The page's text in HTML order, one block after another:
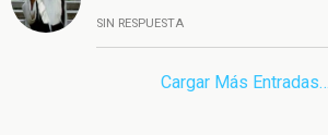
SIN RESPUESTA
Cargar Más Entradas…